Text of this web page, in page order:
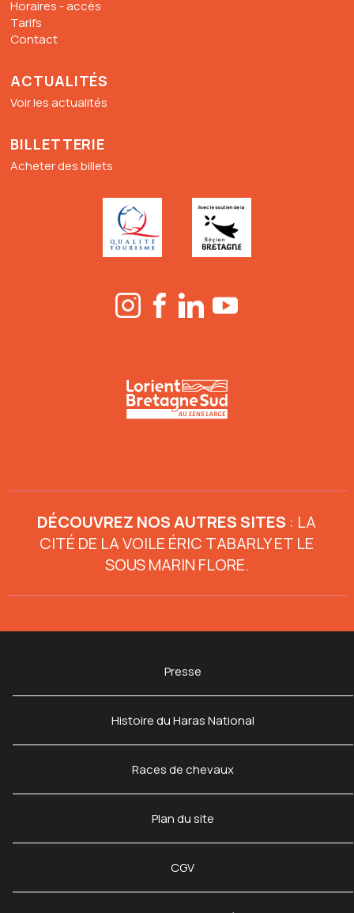
Horaires - accès
Tarifs
Contact
ACTUALITÉS
Voir les actualités
BILLETTERIE
Acheter des billets
DÉCOUVREZ NOS AUTRES SITES : LA
CITÉ DE LA VOILE ÉRIC TABARLYET LE
SOUS MARIN FLORE.
Presse
Histoire du Haras National
Races de chevaux
Plan du site
CGV